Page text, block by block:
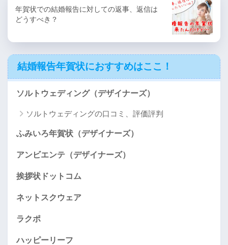
年賀状での結婚報告に対しての返事、返信は
どうすべき？
結婚報告年賀状におすすめはここ！
ソルトウェディング（デザイナーズ）
ソルトウェディングの口コミ、評価評判
ふみいろ年賀状（デザイナーズ）
アンビエンテ（デザイナーズ）
挨拶状ドットコム
ネットスクウェア
ラクポ
ハッピーリーフ